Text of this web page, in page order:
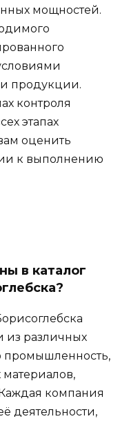
мощностей.
продукции.
контроля
этапах
оценить
к выполнению
в каталог
из различных
промышленность,
материалов,
компания
деятельности,